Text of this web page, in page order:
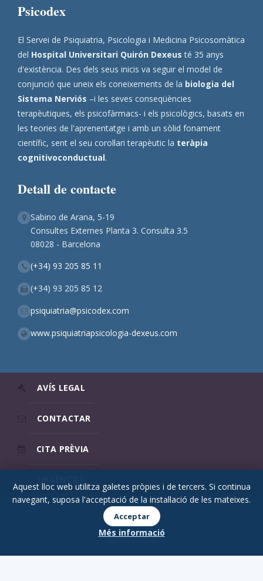
Psicodex
El Servei de Psiquiatria, Psicologia i Medicina Psicosomàtica
del Hospital Universitari Quirón Dexeus té 35 anys
d'existència. Des dels seus inicis va seguir el model de
conjunció que uneix els coneixements de la biologia del
Sistema Nerviós –i les seves conseqüències
terapèutiques, els psicofàrmacs- i els psicològics, basats en
les teories de l'aprenentatge i amb un sòlid fonament
científic, sent el seu corol·lari terapèutic la teràpia
cognitivoconductual.
Detall de contacte
Sabino de Arana, 5-19
Consultes Externes Planta 3. Consulta 3.5
08028 - Barcelona
(+34) 93 205 85 11
(+34) 93 205 85 12
psiquiatria@psicodex.com
www.psiquiatriapsicologia-dexeus.com
AVÍS LEGAL
CONTACTAR
CITA PRÈVIA
© 2026 Psicodex
Aquest lloc web utilitza galetes pròpies i de tercers. Si continua
navegant, suposa l'acceptació de la instal·lació de les mateixes.
Acceptar
Més informació